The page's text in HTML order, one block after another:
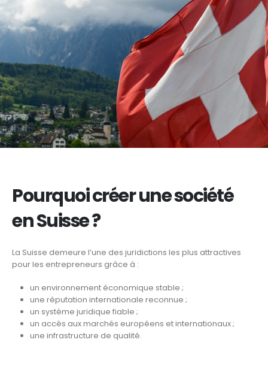
Pourquoi créer une société
en Suisse ?
La Suisse demeure l’une des juridictions les plus attractives
pour les entrepreneurs grâce à :
un environnement économique stable ;
une réputation internationale reconnue ;
un système juridique fiable ;
un accès aux marchés européens et internationaux ;
une infrastructure de qualité.